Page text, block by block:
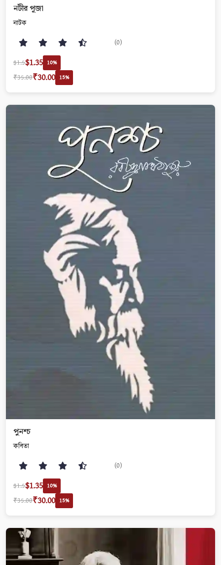
নটীর পূজা
নাটক
(0)
$1.5$1.35 10%
₹35.00₹30.00 15%
পুনশ্চ
কবিতা
(0)
$1.5$1.35 10%
₹35.00₹30.00 15%